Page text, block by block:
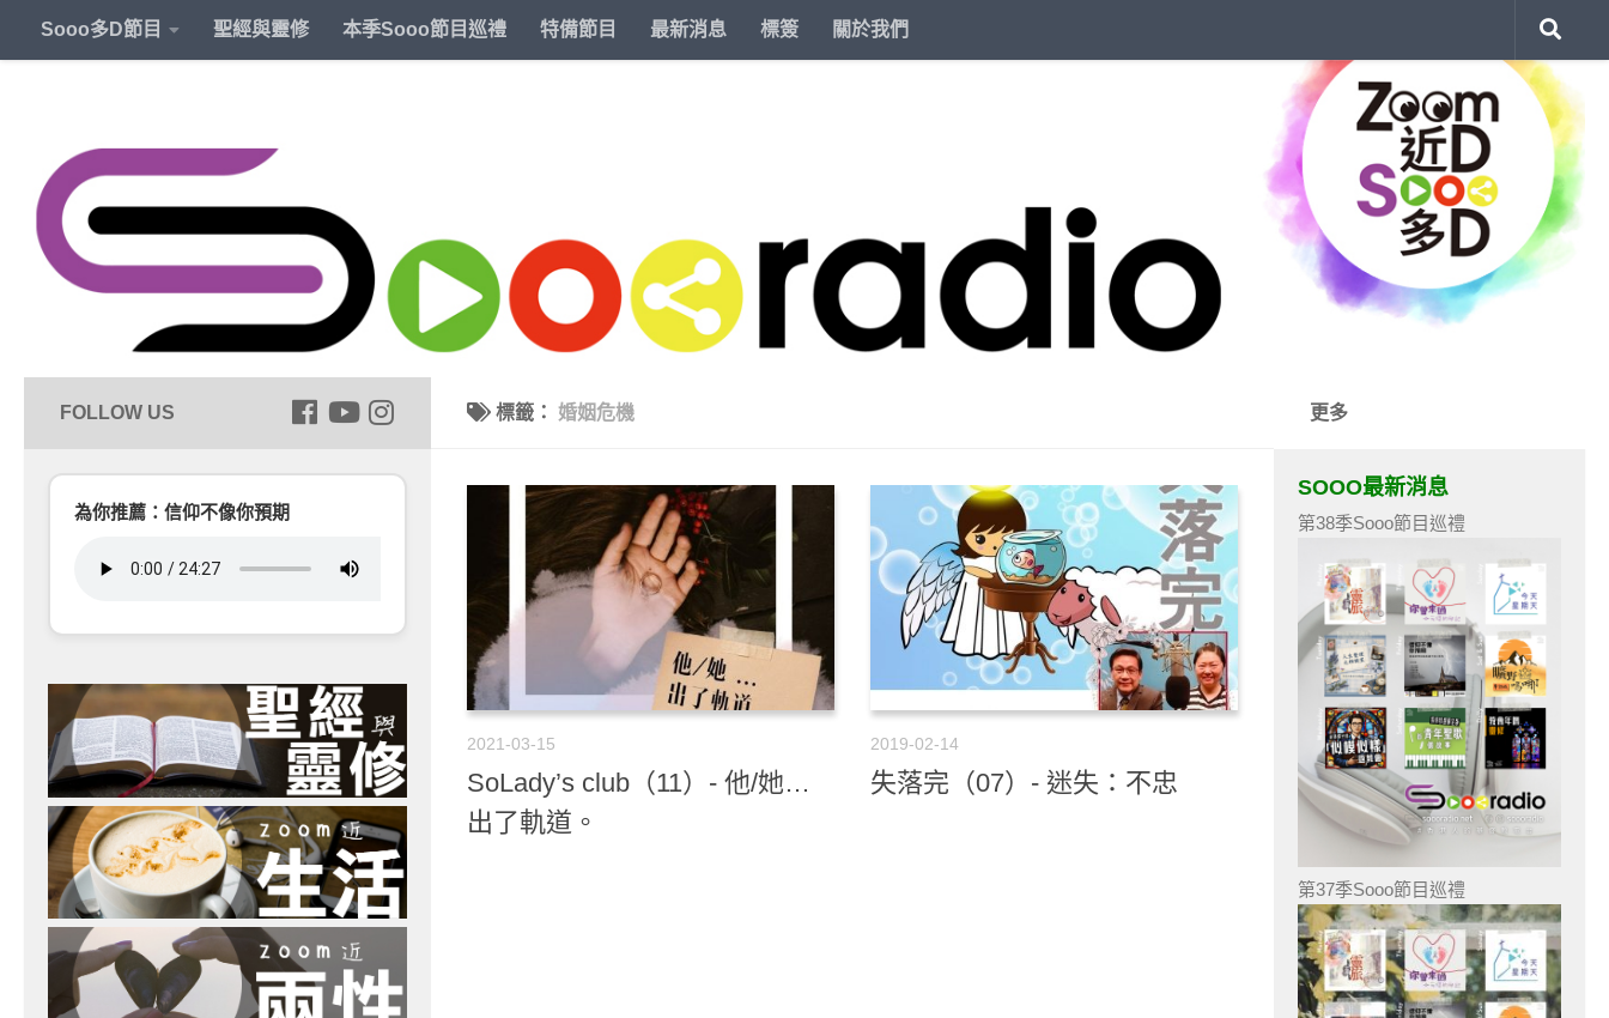
Sooo多D節目 聖經與靈修 本季Sooo節目巡禮 特備節目 最新消息 標簽 關於我們
標籤： 婚姻危機
2021-03-15
SoLady’s club（11）- 他/她…
出了軌道。
2019-02-14
失落完（07）- 迷失：不忠
為你推薦：信仰不像你預期
更多
SOOO最新消息
第38季Sooo節目巡禮
第37季Sooo節目巡禮